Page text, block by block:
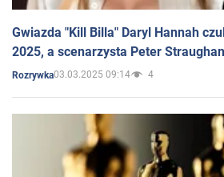
Gwiazda "Kill Billa" Daryl Hannah
2025, a scenarzysta Peter
Rozrywka03.03.2025 09:14 4